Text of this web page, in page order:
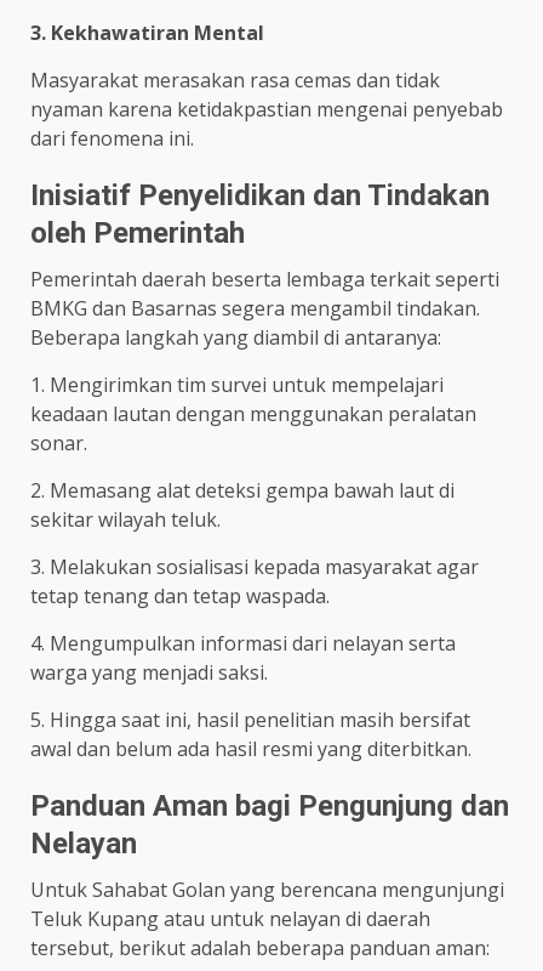
3. Kekhawatiran Mental
Masyarakat merasakan rasa cemas dan tidak
nyaman karena ketidakpastian mengenai penyebab
dari fenomena ini.
Inisiatif Penyelidikan dan Tindakan
oleh Pemerintah
Pemerintah daerah beserta lembaga terkait seperti
BMKG dan Basarnas segera mengambil tindakan.
Beberapa langkah yang diambil di antaranya:
1. Mengirimkan tim survei untuk mempelajari
keadaan lautan dengan menggunakan peralatan
sonar.
2. Memasang alat deteksi gempa bawah laut di
sekitar wilayah teluk.
3. Melakukan sosialisasi kepada masyarakat agar
tetap tenang dan tetap waspada.
4. Mengumpulkan informasi dari nelayan serta
warga yang menjadi saksi.
5. Hingga saat ini, hasil penelitian masih bersifat
awal dan belum ada hasil resmi yang diterbitkan.
Panduan Aman bagi Pengunjung dan
Nelayan
Untuk Sahabat Golan yang berencana mengunjungi
Teluk Kupang atau untuk nelayan di daerah
tersebut, berikut adalah beberapa panduan aman: